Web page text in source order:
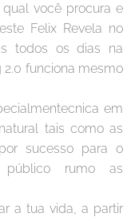
você procura e
Felix Revela no
todos os dias na
2.0 funciona mesmo
em
tais como as
sucesso para o
público rumo as
a tua vida, a partir